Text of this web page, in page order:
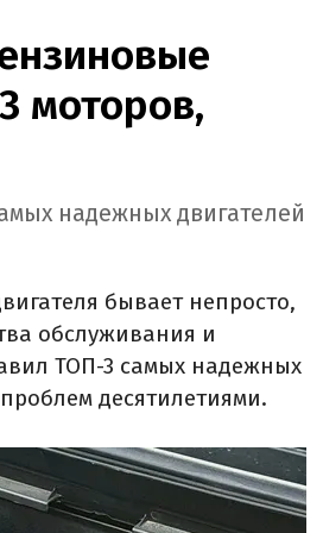
моторов,
надежных двигателей
бывает непросто,
обслуживания и
ТОП-3 самых надежных
десятилетиями.